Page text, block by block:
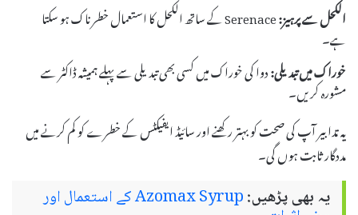
الکحل سے پرہیز:
Serenace کے ساتھ الکحل کا استعمال خطرناک ہو سکتا
ہے۔
خوراک میں تبدیلی:دوا کی خوراک میں کسی بھی تبدیلی سے پہلے ہمیشہ ڈاکٹر سے
مشورہ کریں۔
یہ تدابیر آپ کی صحت کو بہتر رکھنے اور سائیڈ ایفیکٹس کے خطرے کو کم کرنے میں
مددگار ثابت ہوں گی۔
یہ بھی پڑھیں: Azomax Syrup کے استعمال اور